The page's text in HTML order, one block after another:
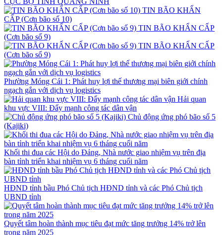
TIN BÃO KHẨN
CẤP (Cơn bão số 10)
TIN BÃO KHẨN CẤP
(Cơn bão số 9)
TIN BÃO KHẨN CẤP
(Cơn bão số 9)
Phường Móng Cái 1: Phát huy lợi thế thương mại biên giới chính
ngạch gắn với dịch vụ logistics
Hải quan
khu vực VIII: Đẩy mạnh công tác dân vận
Chủ động ứng phó bão số 5
(Kajiki)
Khối thi đua các Hội do Đảng, Nhà nước giao nhiệm vụ trên địa
bàn tỉnh triển khai nhiệm vụ 6 tháng cuối năm
HĐND tỉnh bầu Phó Chủ tịch HĐND tỉnh và các Phó Chủ tịch
UBND tỉnh
Quyết tâm hoàn thành mục tiêu đạt mức tăng trưởng 14% trở lên
trong năm 2025